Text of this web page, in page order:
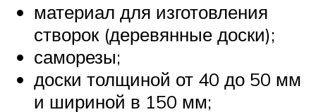
материал для изготовления
створок (деревянные доски);
саморезы;
доски толщиной от 40 до 50 мм
и шириной в 150 мм;